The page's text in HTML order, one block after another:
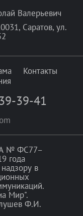
Валерьевич
Саратов, ул.
Контакты
39-39-41
№ ФС77–
года
в
Мир".
Ф.И.